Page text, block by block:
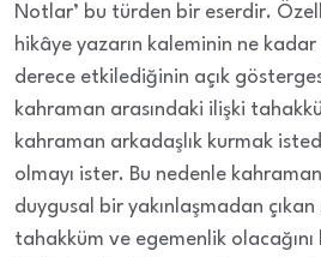
Notlar’ bu türden bir eserdir.
hikâye yazarın kaleminin ne
derece etkilediğinin açık
kahraman arasındaki ilişki
kahraman arkadaşlık kurmak
olmayı ister. Bu nedenle
duygusal bir yakınlaşmadan
tahakküm ve egemenlik